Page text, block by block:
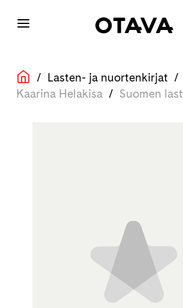
/ Lasten- ja nuortenkirjat /
Kaarina Helakisa / Suomen